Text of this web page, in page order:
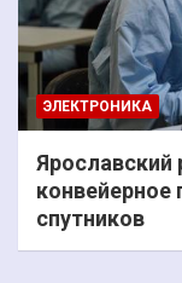
ЭЛЕКТРОНИКА
Ярославский
конвейерное
спутников